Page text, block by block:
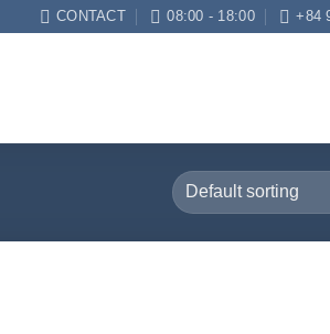
CONTACT 08:00 - 18:00 +84